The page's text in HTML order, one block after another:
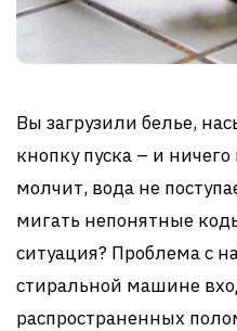
Вы загрузили белье,
кнопку пуска – и
молчит, вода не
мигать непонятные
ситуация? Проблема с
стиральной машине
распространенных